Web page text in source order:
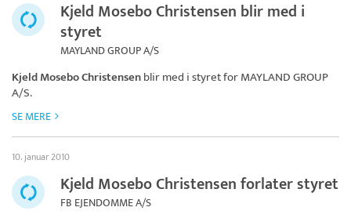
Kjeld Mosebo Christensen blir med i
styret
MAYLAND GROUP A/S
Kjeld Mosebo Christensenblir med i styret forMAYLAND GROUP
A/S.
SE MERE
10. januar 2010
Kjeld Mosebo Christensen forlater styret
FB EJENDOMME A/S